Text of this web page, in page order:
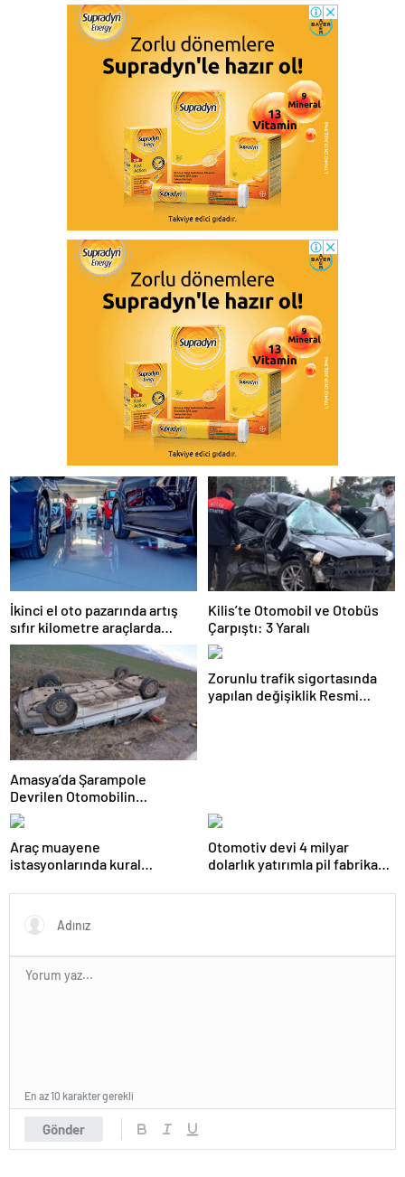
İkinci el oto pazarında artış
sıfır kilometre araçlarda
düşüşle beraber geldi
Kilis’te Otomobil ve Otobüs
Çarpıştı: 3 Yaralı
Amasya’da Şarampole
Devrilen Otomobilin
Sürücüsü Yaralandı
Zorunlu trafik sigortasında
yapılan değişiklik Resmi
Araç muayene
istasyonlarında kural
yayımlanarak yürürlüğe girdi
Otomotiv devi 4 milyar
dolarlık yatırımla pil fabrikası
Gönder
En az 10 karakter gerekli